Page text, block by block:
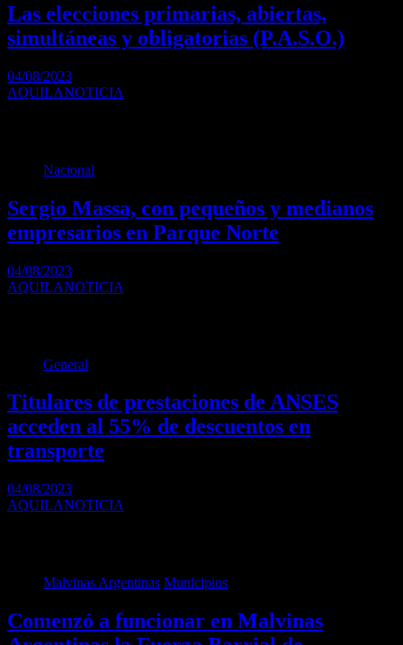
Las elecciones primarias, abiertas,
simultáneas y obligatorias (P.A.S.O.)
04/08/2023
AQUILANOTICIA
Nacional
Sergio Massa, con pequeños y medianos
empresarios en Parque Norte
04/08/2023
AQUILANOTICIA
General
Titulares de prestaciones de ANSES
acceden al 55% de descuentos en
transporte
04/08/2023
AQUILANOTICIA
Malvinas Argentinas Municipios
Comenzó a funcionar en Malvinas